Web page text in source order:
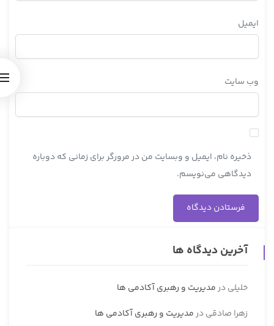
ایمیل
وب‌ سایت
ذخیره نام، ایمیل و وبسایت من در مرورگر برای زمانی که دوباره
دیدگاهی می‌نویسم.
آخرین دیدگاه ها
خلیلیدرمدیریت و رهبری آکادمی ها
زهرا صادقیدرمدیریت و رهبری آکادمی ها